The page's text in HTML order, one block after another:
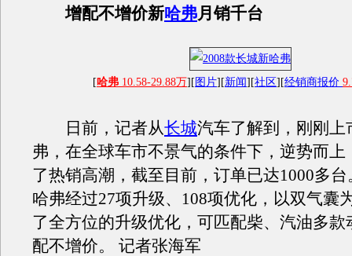
增配不增价新哈弗月销千台
[哈弗 10.58-29.88万][ 图片][新闻][社区][经销商报价
日前，记者从长城汽车了解到，刚刚上
弗，在全球车市不景气的条件下，逆势而上
了热销高潮，截至目前，订单已达1000多
哈弗经过27项升级、108项优化，以双气囊
了全方位的升级优化，可匹配柴、汽油多款
配不增价。 记者张海军